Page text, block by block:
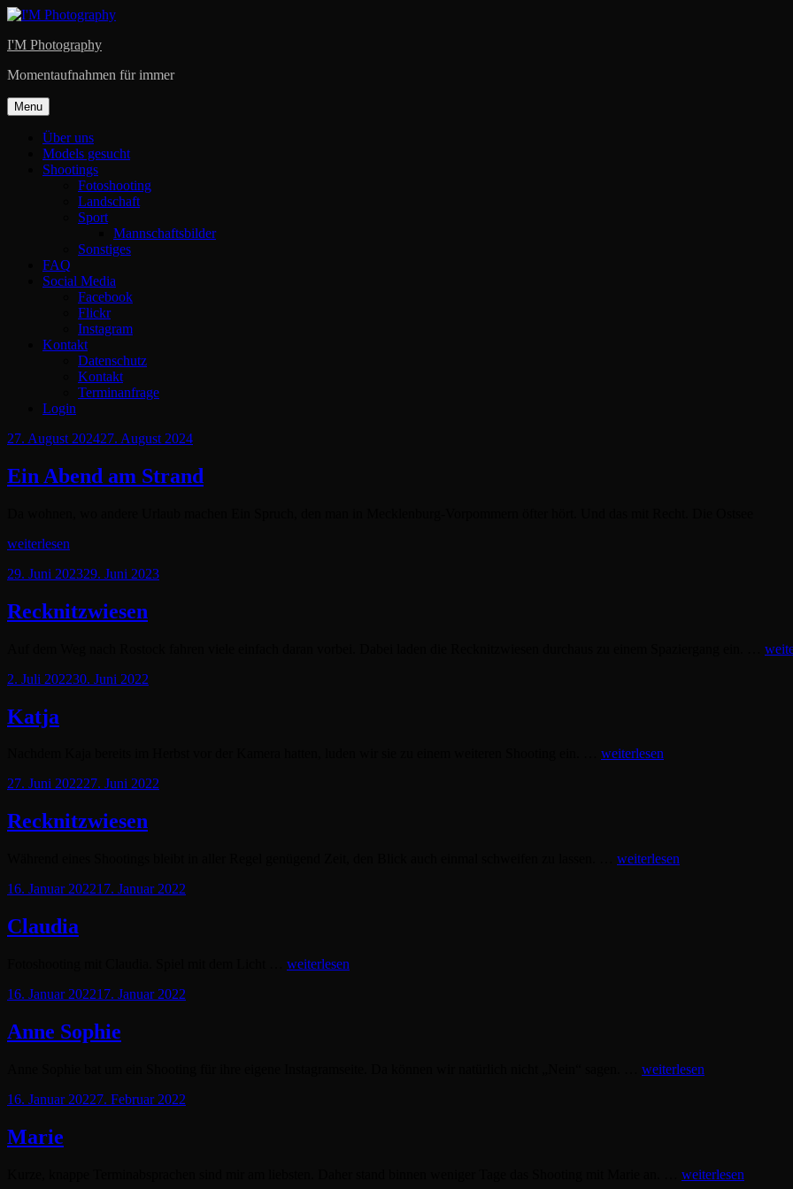
Skip
content
I'M Photography
Momentaufnahmen für immer
Menu
Über uns
Models gesucht
Shootings
Fotoshooting
Landschaft
Sport
Mannschaftsbilder
Sonstiges
FAQ
Social Media
Facebook
Flickr
Instagram
Kontakt
Datenschutz
Kontakt
Terminanfrage
Login
Posted
27. August 202427. August 2024
Ein Abend am Strand
weiterlesen
am
Posted
29. Juni 202329. Juni 2023
Recknitzwiesen
Posted
2. Juli 202230. Juni 2022
Katja
weiterlesen
Posted
27. Juni 202227. Juni 2022
Recknitzwiesen
weiterlesen
Posted
16. Januar 202217. Januar 2022
Claudia
weiterlesen
Posted
16. Januar 202217. Januar 2022
Anne Sophie
weiterlesen
Posted
16. Januar 20227. Februar 2022
Marie
weiterlesen